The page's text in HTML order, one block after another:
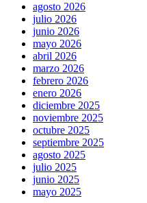
agosto 2026
julio 2026
junio 2026
mayo 2026
abril 2026
marzo 2026
febrero 2026
enero 2026
diciembre 2025
noviembre 2025
octubre 2025
septiembre 2025
agosto 2025
julio 2025
junio 2025
mayo 2025